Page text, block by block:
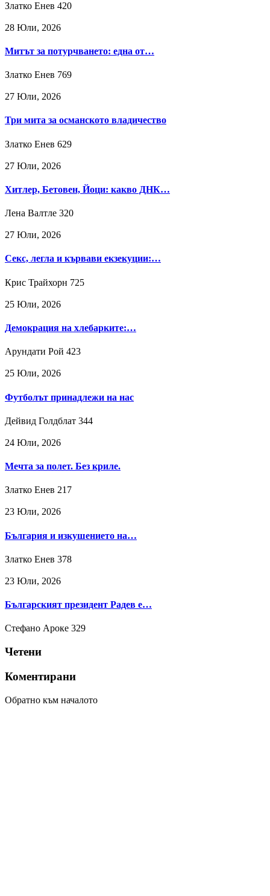
Златко Енев 420
28 Юли, 2026
Митът за потурчването: една от…
Златко Енев 769
27 Юли, 2026
Три мита за османското владичество
Златко Енев 629
27 Юли, 2026
Хитлер, Бетовен, Йоци: какво ДНК…
Лена Валтле 320
27 Юли, 2026
Секс, легла и кървави екзекуции:…
Крис Трайхорн 725
25 Юли, 2026
Демокрация на хлебарките:…
Арундати Рой 423
25 Юли, 2026
Футболът принадлежи на нас
Дейвид Голдблат 344
24 Юли, 2026
Мечта за полет. Без криле.
Златко Енев 217
23 Юли, 2026
България и изкушението на…
Златко Енев 378
23 Юли, 2026
Българският президент Радев е…
Стефано Ароке 329
Четени
Коментирани
Обратно към началото